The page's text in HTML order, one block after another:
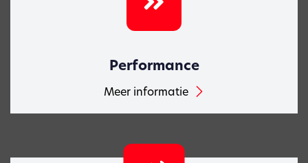
Performance
Meer informatie